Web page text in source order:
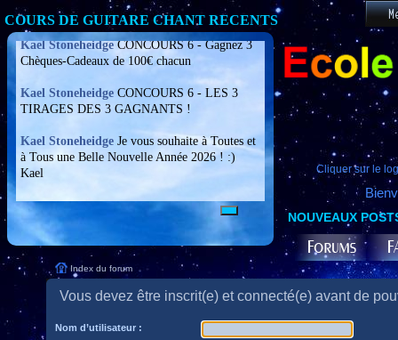
COURS DE GUITARE CHANT RECENTS
Cliquer sur le
NOUVEAUX
Index du forum
Vous devez être inscrit(e) et connecté(e) avant de
Nom d’utilisateur :